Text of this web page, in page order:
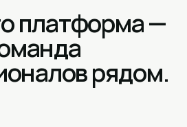
платформа —
рядом.